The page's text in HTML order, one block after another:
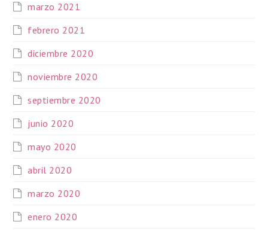
marzo 2021
febrero 2021
diciembre 2020
noviembre 2020
septiembre 2020
junio 2020
mayo 2020
abril 2020
marzo 2020
enero 2020